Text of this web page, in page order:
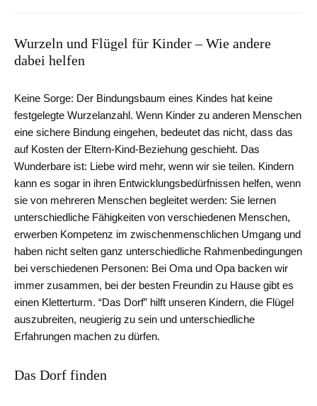
Wurzeln und Flügel für Kinder – Wie andere
dabei helfen
Keine Sorge: Der Bindungsbaum eines Kindes hat keine
festgelegte Wurzelanzahl. Wenn Kinder zu anderen Menschen
eine sichere Bindung eingehen, bedeutet das nicht, dass das
auf Kosten der Eltern-Kind-Beziehung geschieht. Das
Wunderbare ist: Liebe wird mehr, wenn wir sie teilen. Kindern
kann es sogar in ihren Entwicklungsbedürfnissen helfen, wenn
sie von mehreren Menschen begleitet werden: Sie lernen
unterschiedliche Fähigkeiten von verschiedenen Menschen,
erwerben Kompetenz im zwischenmenschlichen Umgang und
haben nicht selten ganz unterschiedliche Rahmenbedingungen
bei verschiedenen Personen: Bei Oma und Opa backen wir
immer zusammen, bei der besten Freundin zu Hause gibt es
einen Kletterturm. “Das Dorf” hilft unseren Kindern, die Flügel
auszubreiten, neugierig zu sein und unterschiedliche
Erfahrungen machen zu dürfen.
Das Dorf finden